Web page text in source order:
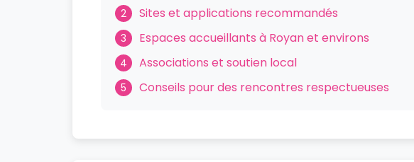
2 Sites et applications recommandés
3 Espaces accueillants à Royan et environs
4 Associations et soutien local
5 Conseils pour des rencontres respectueuses